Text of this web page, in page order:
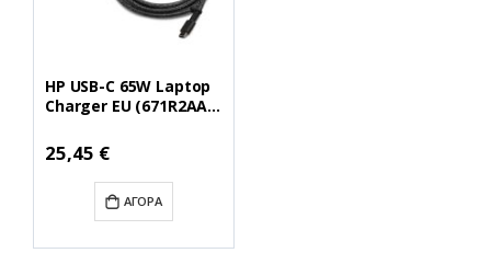
HP USB-C 65W Laptop
Charger EU (671R2AA)
Ειδική
Τιμή
25,45 €
ΑΓΟΡΆ